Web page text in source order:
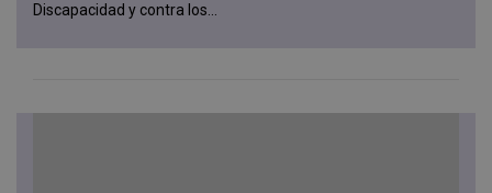
Discapacidad y contra los...